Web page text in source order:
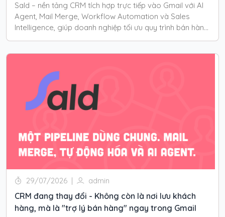
Sald – nền tảng CRM tích hợp trực tiếp vào Gmail với AI
Agent, Mail Merge, Workflow Automation và Sales
Intelligence, giúp doanh nghiệp tối ưu quy trình bán hàng
và quản lý khách hàng ngay trong ứng dụng Gmail với
29/07/2026 admin
CRM đang thay đổi - Không còn là nơi lưu khách
hàng, mà là "trợ lý bán hàng" ngay trong Gmail